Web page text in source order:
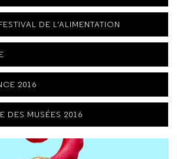
DE L'ALIMENTATION
2016
DES MUSÉES 2016